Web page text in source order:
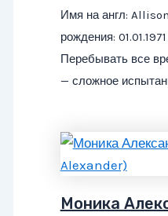
Имя на англ:
рождения:
Перебывать все
— сложное
Моника